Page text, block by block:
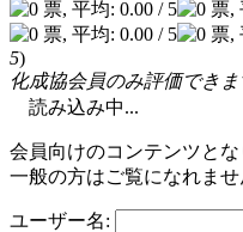
5)
化成協会員のみ評価できま
読み込み中...
会員向けのコンテンツとな
一般の方はご覧になれませ
ユーザー名: